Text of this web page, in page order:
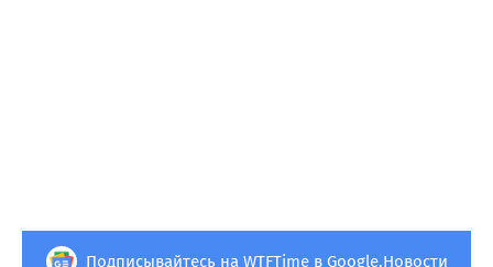
Подписывайтесь на WTFTime в Google.Новости